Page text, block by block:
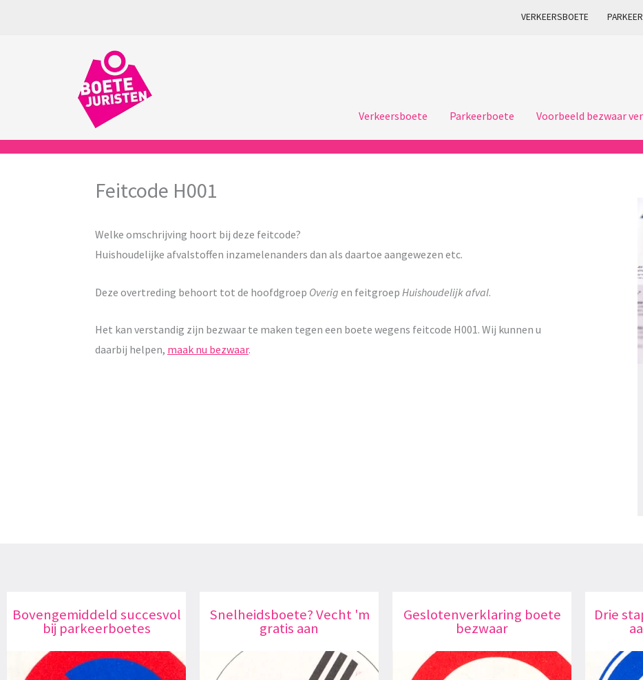
VERKEERSBOETE
Verkeersboete Parkeerboete Voorbeeld bezwaar
Feitcode H001
Welke omschrijving hoort bij deze feitcode?
Huishoudelijke afvalstoffen inzamelenanders dan als daartoe aangewezen etc.
Deze overtreding behoort tot de hoofdgroep Overig en feitgroep Huishoudelijk afval.
Het kan verstandig zijn bezwaar te maken tegen een boete wegens feitcode H001. Wij kunnen u
daarbij helpen, maak nu bezwaar.
Bovengemiddeld succesvol
bij parkeerboetes
Snelheidsboete? Vecht 'm
gratis aan
Geslotenverklaring boete
bezwaar
Drie